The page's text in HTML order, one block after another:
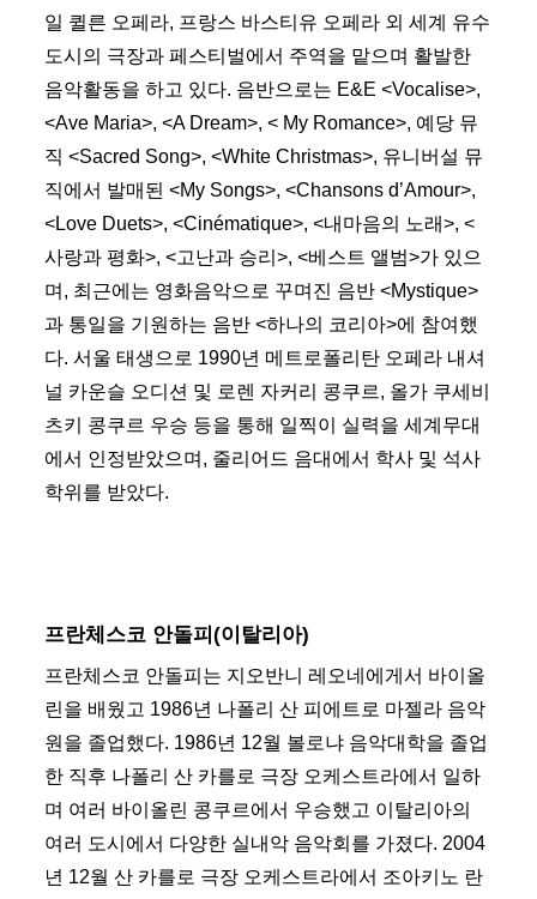
일 퀼른 오페라, 프랑스 바스티유 오페라 외 세계 유수
도시의 극장과 페스티벌에서 주역을 맡으며 활발한
음악활동을 하고 있다. 음반으로는 E&E <Vocalise>,
<Ave Maria>, <A Dream>, < My Romance>, 예당 뮤
직 <Sacred Song>, <White Christmas>, 유니버설 뮤
직에서 발매된 <My Songs>, <Chansons d’Amour>,
<Love Duets>, <Cinématique>, <내마음의 노래>, <
사랑과 평화>, <고난과 승리>, <베스트 앨범>가 있으
며, 최근에는 영화음악으로 꾸며진 음반 <Mystique>
과 통일을 기원하는 음반 <하나의 코리아>에 참여했
다. 서울 태생으로 1990년 메트로폴리탄 오페라 내셔
널 카운슬 오디션 및 로렌 자커리 콩쿠르, 올가 쿠세비
츠키 콩쿠르 우승 등을 통해 일찍이 실력을 세계무대
에서 인정받았으며, 줄리어드 음대에서 학사 및 석사
학위를 받았다.
프란체스코 안돌피(이탈리아)
프란체스코 안돌피는 지오반니 레오네에게서 바이올
린을 배웠고 1986년 나폴리 산 피에트로 마젤라 음악
원을 졸업했다. 1986년 12월 볼로냐 음악대학을 졸업
한 직후 나폴리 산 카를로 극장 오케스트라에서 일하
며 여러 바이올린 콩쿠르에서 우승했고 이탈리아의
여러 도시에서 다양한 실내악 음악회를 가졌다. 2004
년 12월 산 카를로 극장 오케스트라에서 조아키노 란